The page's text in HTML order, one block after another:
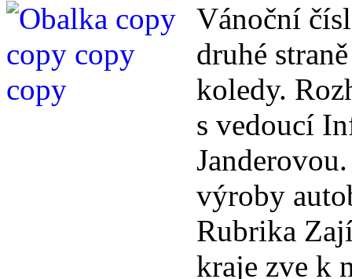
Vánoční
druhé
koledy.
s vedoucí
výroby
Rubrika
kraje zve k